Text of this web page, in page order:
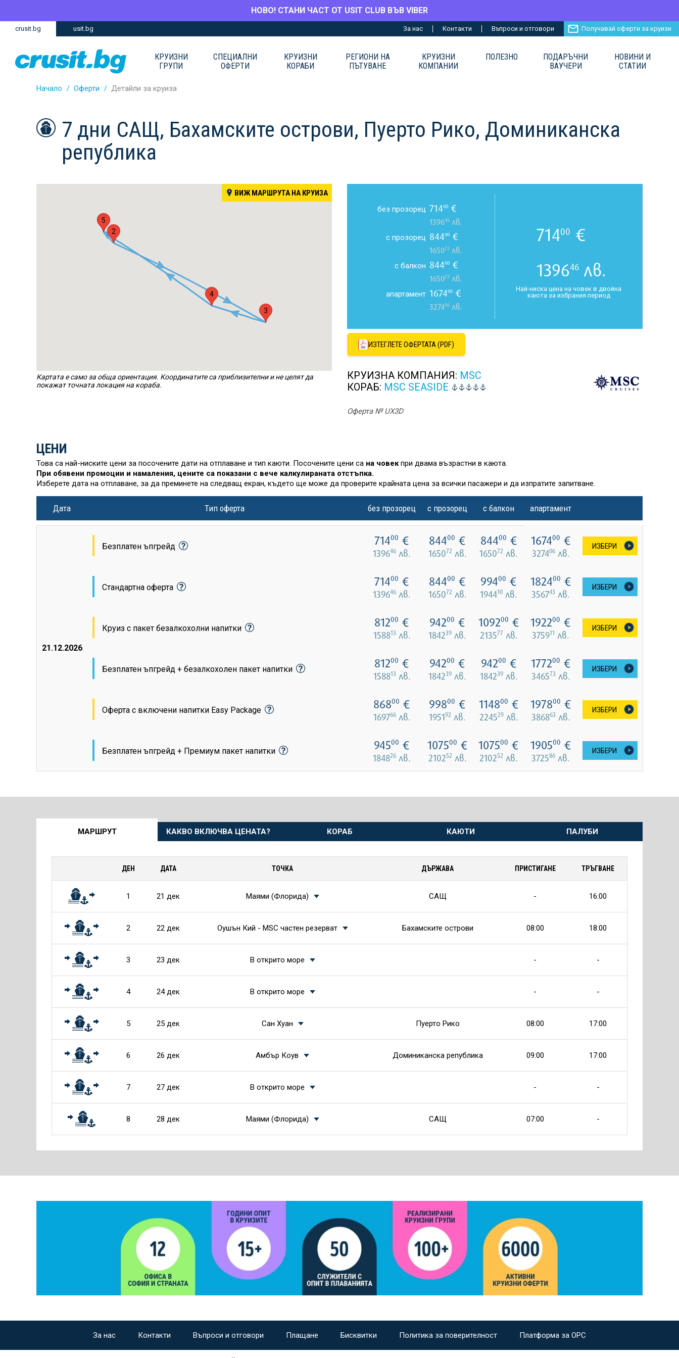
НОВО! СТАНИ ЧАСТ ОТ USIT CLUB ВЪВ VIBER
Премини
съдържание
Премини
crusit.bg usit.bg За нас Контакти Въпроси и отговори Получавай оферти за круизи
КРУИЗНИ
ГРУПИ
СПЕЦИАЛНИ
ОФЕРТИ
КРУИЗНИ
КОРАБИ
РЕГИОНИ НА
ПЪТУВАНЕ
КРУИЗНИ
КОМПАНИИ
ПОЛЕЗНО
ПОДАРЪЧНИ
ВАУЧЕРИ
НОВИНИ И
СТАТИИ
Начало Оферти Детайли за круиза
7 дни САЩ, Бахамските острови, Пуерто Рико, Доминиканска
република
1
2
3
4
5
ВИЖ МАРШРУТА НА КРУИЗА
Картата е само за обща ориентация. Координатите са приблизителни и не целят да
покажат точната локация на кораба.
без прозорец 71400 €
139646 лв.
с прозорец 84400 €
165072 лв.
с балкон 84400 €
165072 лв.
апартамент 167400 €
327406 лв.
71400 €
139646 лв.
Най-ниска цена на човек в двойна
каюта за избрания период
ИЗТЕГЛЕТЕ ОФЕРТАТА (PDF)
КРУИЗНА КОМПАНИЯ: MSC
КОРАБ: MSC SEASIDE
Оферта № UX3D
ЦЕНИ
Това са най-ниските цени за посочените дати на отплаване и тип каюти. Посочените цени са на човекпри двама възрастни в каюта.
При обявени промоции и намаления, цените са показани с вече калкулираната отстъпка.
Изберете дата на отплаване, за да преминете на следващ екран, където ще може да проверите крайната цена за всички пасажери и да изпратите запитване.
Дата Тип оферта без прозорец с прозорец с балкон апартамент
21.12.2026
Безплатен ъпгрейд 71400 €
139646 лв.
84400 €
165072 лв.
84400 €
165072 лв.
167400 €
327406лв.
ИЗБЕРИ
Стандартна оферта 71400 €
139646 лв.
84400 €
165072 лв.
99400 €
194410 лв.
182400 €
356743 лв.
ИЗБЕРИ
Круиз с пакет безалкохолни напитки 81200 €
158813 лв.
94200 €
184239 лв.
109200 €
213577лв.
192200 €
375911 лв.
ИЗБЕРИ
Безплатен ъпгрейд + безалкохолен пакет напитки 81200 €
158813 лв.
94200 €
184239 лв.
94200 €
184239лв.
177200 €
346573 лв.
ИЗБЕРИ
Оферта с включени напитки Easy Package 86800 €
169766лв.
99800 €
195192 лв.
114800 €
224529лв.
197800 €
386863 лв.
ИЗБЕРИ
Безплатен ъпгрейд + Премиум пакет напитки 94500 €
184826 лв.
107500 €
210252 лв.
107500 €
210252 лв.
190500 €
372586 лв.
ИЗБЕРИ
МАРШРУТ КАКВО ВКЛЮЧВА ЦЕНАТА? КОРАБ КАЮТИ ПАЛУБИ
ДЕН ДАТА ТОЧКА ДЪРЖАВА ПРИСТИГАНЕ ТРЪГВАНЕ
1 21 дек Маями (Флорида) САЩ - 16:00
2 22 дек Оушън Кий - MSC частен резерват Бахамските острови 08:00 18:00
3 23 дек В открито море - -
4 24 дек В открито море - -
5 25 дек Сан Хуан Пуерто Рико 08:00 17:00
6 26 дек Амбър Коув Доминиканска република 09:00 17:00
7 27 дек В открито море - -
8 28 дек Маями (Флорида) САЩ 07:00 -
За нас Контакти Въпроси и отговори Плащане Бисквитки Политика за поверителност Платформа за ОРС